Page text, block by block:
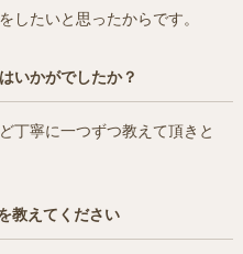
したいと思ったからです。
いかがでしたか？
丁寧に一つずつ教えて頂きと
教えてください